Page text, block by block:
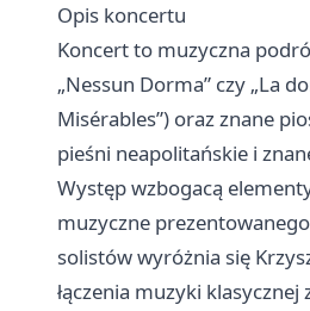
Opis koncertu
Koncert to muzyczna
„Nessun Dorma” czy „La
Misérables”) oraz znane
pieśni neapolitańskie i
Występ wzbogacą
muzyczne
solistów wyróżnia się
łączenia muzyki